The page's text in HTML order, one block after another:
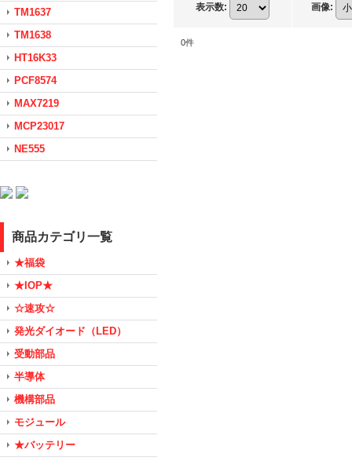
TM1637
TM1638
HT16K33
PCF8574
MAX7219
MCP23017
NE555
商品カテゴリ一覧
★福袋
★IOP★
☆速攻☆
発光ダイオード（LED）
受動部品
半導体
機構部品
モジュール
★バッテリー
表示数: 画像:
0件